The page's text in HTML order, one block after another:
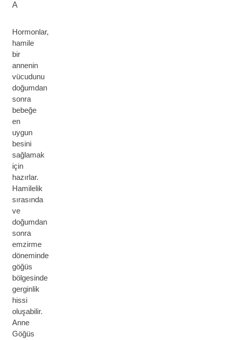
A
Hormonlar,
hamile
bir
annenin
vücudunu
doğumdan
sonra
bebeğe
en
uygun
besini
sağlamak
için
hazırlar.
Hamilelik
sırasında
ve
doğumdan
sonra
emzirme
döneminde
göğüs
bölgesinde
gerginlik
hissi
oluşabilir.
Anne
Göğüs